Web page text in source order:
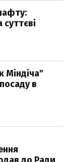
Міндіча"
в